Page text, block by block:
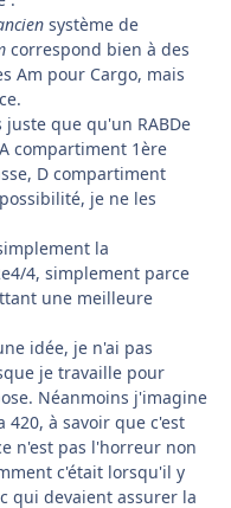
système de
correspond bien à des
Am pour Cargo, mais
que qu'un RABDe
compartiment 1ère
D compartiment
je ne les
la
4, simplement parce
une meilleure
idée, je n'ai pas
je travaille pour
Néanmoins j'imagine
420, à savoir que c'est
n'est pas l'horreur non
c'était lorsqu'il y
qui devaient assurer la